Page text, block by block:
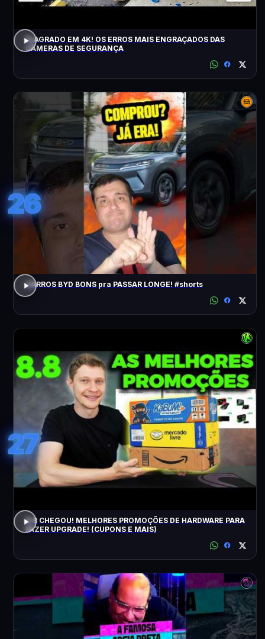
FLAGRADO EM 4K! OS ERROS MAIS ENGRAÇADOS DAS
CÂMERAS DE SEGURANÇA
26
CARROS BYD BONS pra PASSAR LONGE! #shorts
27
8.8 CHEGOU! MELHORES PROMOÇÕES DE HARDWARE PARA
FAZER UPGRADE! (CUPONS E MAIS)